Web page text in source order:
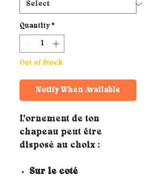
Quantity *
Out of Stock
Notify When Available
L'ornement de ton
chapeau peut être
disposé au choix :
Sur le coté